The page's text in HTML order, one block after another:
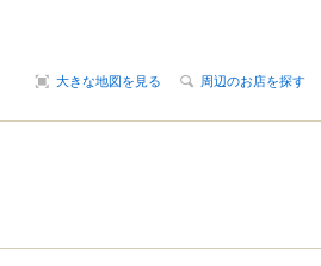
大きな地図を見る 周辺のお店を探す